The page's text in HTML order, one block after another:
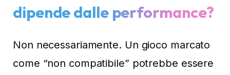
dipende dalle performance?
Non necessariamente. Un gioco marcato
come “non compatibile” potrebbe essere